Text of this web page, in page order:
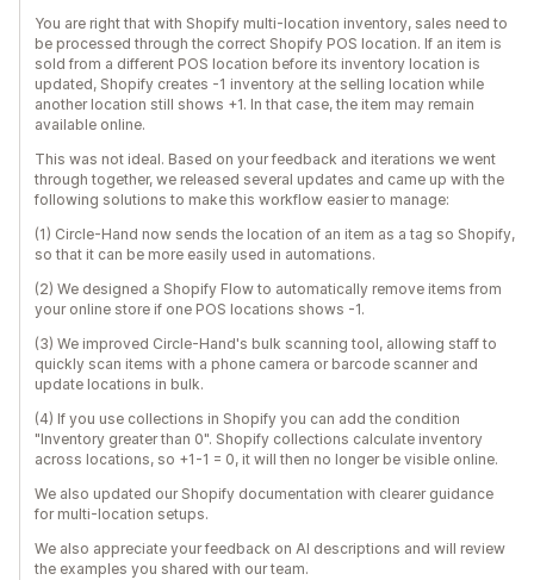
You are right that with Shopify multi-location inventory, sales need to
be processed through the correct Shopify POS location. If an item is
sold from a different POS location before its inventory location is
updated, Shopify creates -1 inventory at the selling location while
another location still shows +1. In that case, the item may remain
available online.
This was not ideal. Based on your feedback and iterations we went
through together, we released several updates and came up with the
following solutions to make this workflow easier to manage:
(1) Circle-Hand now sends the location of an item as a tag so Shopify,
so that it can be more easily used in automations.
(2) We designed a Shopify Flow to automatically remove items from
your online store if one POS locations shows -1.
(3) We improved Circle-Hand's bulk scanning tool, allowing staff to
quickly scan items with a phone camera or barcode scanner and
update locations in bulk.
(4) If you use collections in Shopify you can add the condition
"Inventory greater than 0". Shopify collections calculate inventory
across locations, so +1-1 = 0, it will then no longer be visible online.
We also updated our Shopify documentation with clearer guidance
for multi-location setups.
We also appreciate your feedback on AI descriptions and will review
the examples you shared with our team.